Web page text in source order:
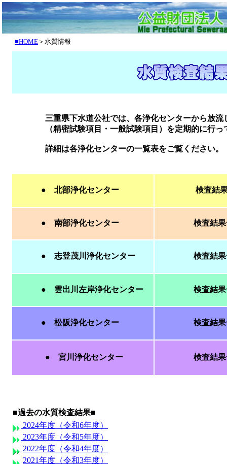
■HOME ＞水質情報
三重県下水道公社では、各浄化センターから放流
（精密試験項目・一般試験項目）を定期的に行っ
詳細は各浄化センターの一覧表をご覧ください。
● 北部浄化センター 検査結
● 南部浄化センター 検査結
● 志登茂川浄化センター 検査結
● 雲出川左岸浄化センター 検査結
● 松阪浄化センター 検査結
● 宮川浄化センター 検査結
■過去の水質検査結果■
2024年度（令和6年度）
2023年度（令和5年度）
2022年度（令和4年度）
2021年度（令和3年度）